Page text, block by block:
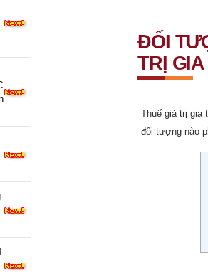
ĐỐI
TRỊ
Thuế giá trị gia
đối tượng nào